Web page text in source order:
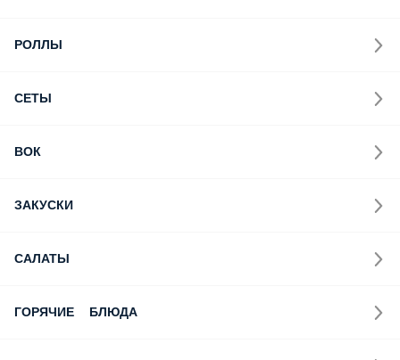
РОЛЛЫ
СЕТЫ
ВОК
ЗАКУСКИ
САЛАТЫ
ГОРЯЧИЕ БЛЮДА